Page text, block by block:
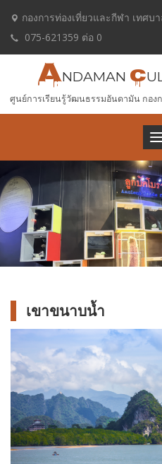
กองการท่องเที่ยวและกีฬา เทศบ
075-621359 ต่อ 0
ANDAMAN C
ศูนย์การเรียนรู้วัฒนธรรมอันดามัน กอง
เขาขนาบน้ำ